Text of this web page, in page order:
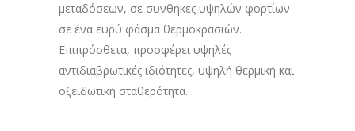
μεταδόσεων, σε συνθήκες υψηλών φορτίων
σε ένα ευρύ φάσμα θερμοκρασιών.
Επιπρόσθετα, προσφέρει υψηλές
αντιδιαβρωτικές ιδιότητες, υψηλή θερμική και
οξειδωτική σταθερότητα.